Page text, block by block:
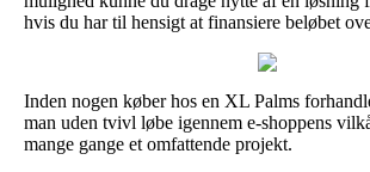
hvis du har til hensigt at finansiere beløbet
Inden nogen køber hos en XL Palms
man uden tvivl løbe igennem e-shoppens
mange gange et omfattende projekt.